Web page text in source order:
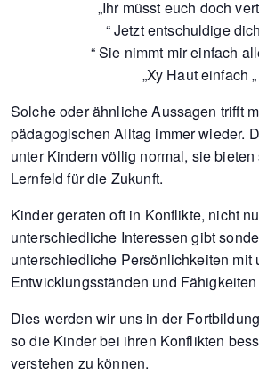
„Ihr müsst euch doch
“ Jetzt entschuldige
“ Sie nimmt mir einfach
„Xy Haut einfach „
Solche oder ähnliche Aussagen trifft
pädagogischen Alltag immer wieder.
unter Kindern völlig normal, sie
Lernfeld für die Zukunft.
Kinder geraten oft in Konflikte, nicht
unterschiedliche Interessen gibt
unterschiedliche Persönlichkeiten mit
Entwicklungsständen und
Dies werden wir uns in der
so die Kinder bei ihren Konflikten
verstehen zu können.